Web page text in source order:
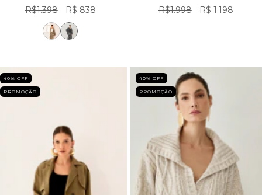
R$1.398 R$ 838 R$1.998 R$ 1.198
40% OFF
PROMOÇÃO
40% OFF
PROMOÇÃO